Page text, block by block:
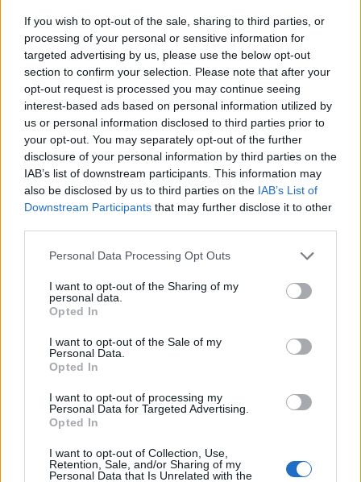
If you wish to opt-out of the sale, sharing to third parties, or
processing of your personal or sensitive information for
targeted advertising by us, please use the below opt-out
section to confirm your selection. Please note that after your
opt-out request is processed you may continue seeing
interest-based ads based on personal information utilized by
us or personal information disclosed to third parties prior to
your opt-out. You may separately opt-out of the further
disclosure of your personal information by third parties on the
IAB’s list of downstream participants. This information may
also be disclosed by us to third parties on the IAB’s List of
Downstream Participants that may further disclose it to other
Please note that this website/app uses one or more Google
not limited to your visit or usage behaviour. You may click to
grant or deny consent to Google and its third-party tags to
use your data for below specified purposes in below Google
consent section.
Personal Data Processing Opt Outs
I want to opt-out of the Sharing of my
personal data.
Opted In
I want to opt-out of the Sale of my
Personal Data.
Opted In
I want to opt-out of processing my
Personal Data for Targeted Advertising.
Opted In
I want to opt-out of Collection, Use,
Retention, Sale, and/or Sharing of my
Personal Data that Is Unrelated with the
F
a
ce
b
o
o
k
T
w
it
te
r
Pi
n
te
re
st
W
h
at
s
A
p
p
S
h
a
re
Articolo precedente
Prossimo articolo
NOTIZIE RECENTI
Le previsioni meteo per il weekend a Olbia e in
Gallura
vivo: un amico vip svela come fa
Calangianus, dopo le polemiche il centro
accoglienza minori chiude
Olbia, divieto di sosta contro spaccio e degrado: